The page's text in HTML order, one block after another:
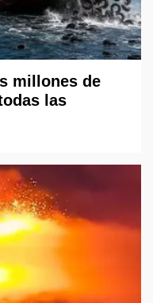
millones de
las